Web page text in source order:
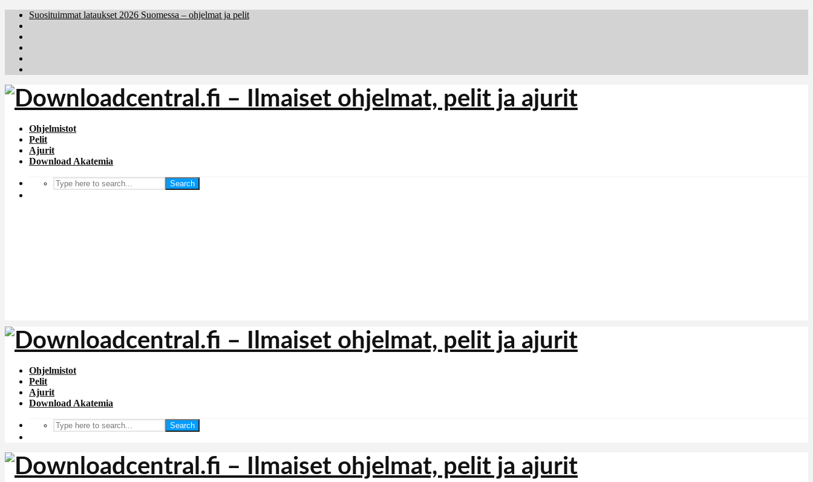
Suosituimmat lataukset 2026 Suomessa – ohjelmat ja pelit
Ohjelmistot
Pelit
Ajurit
Download Akatemia
Search
Ohjelmistot
Pelit
Ajurit
Download Akatemia
Search